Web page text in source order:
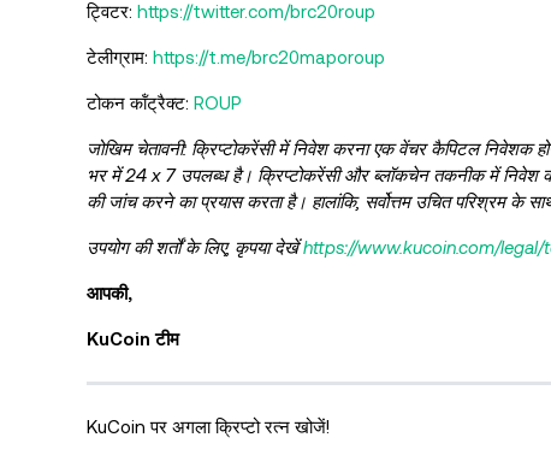
ट्विटर: https://twitter.com/brc20roup
टेलीग्राम: https://t.me/brc20maporoup
टोकन कॉंट्रैक्ट: ROUP
जोखिम चेतावनी: क्रिप्टोकरेंसी में निवेश करना एक वेंचर कैपिटल निवेशक
भर में 24 x 7 उपलब्ध है। क्रिप्टोकरेंसी और ब्लॉकचेन तकनीक में
की जांच करने का प्रयास करता है। हालांकि, सर्वोत्तम उचित परिश्रम के
उपयोग की शर्तों के लिए, कृपया देखेंhttps://www.kucoin.com/
आपकी,
KuCoin टीम
KuCoin पर अगला क्रिप्टो रत्न खोजें!